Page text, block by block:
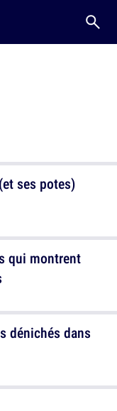
ses potes)
dénichés dans
qui montrent